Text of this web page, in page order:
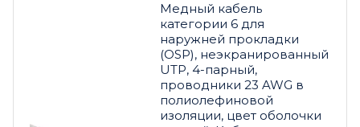
Медный кабель
категории 6 для
наружней прокладки
(OSP), неэкранированный
UTP, 4-парный,
проводники 23 AWG в
полиолефиновой
изоляции, цвет оболочки